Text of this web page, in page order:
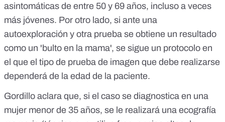
asintomáticas de entre 50 y 69 años, incluso a veces
más jóvenes. Por otro lado, si ante una
autoexploración y otra prueba se obtiene un resultado
como un 'bulto en la mama', se sigue un protocolo en
el que el tipo de prueba de imagen que debe realizarse
dependerá de la edad de la paciente.
Gordillo aclara que, si el caso se diagnostica en una
mujer menor de 35 años, se le realizará una ecografía